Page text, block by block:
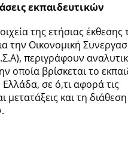
εκπαιδευτικών
της ετήσιας έκθεσης
την Οικονομική
περιγράφουν
οποία βρίσκεται το
σε ό,τι αφορά τις
μετατάξεις και τη διάθεση